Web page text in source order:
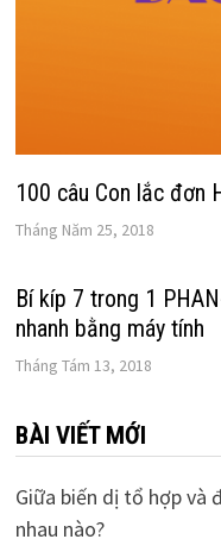
100 câu Con lắc đơn
Tháng Năm 25, 2018
Bí kíp 7 trong 1
nhanh bằng máy tính
Tháng Tám 13, 2018
BÀI VIẾT MỚI
Giữa biến dị tổ hợp và
nhau nào?